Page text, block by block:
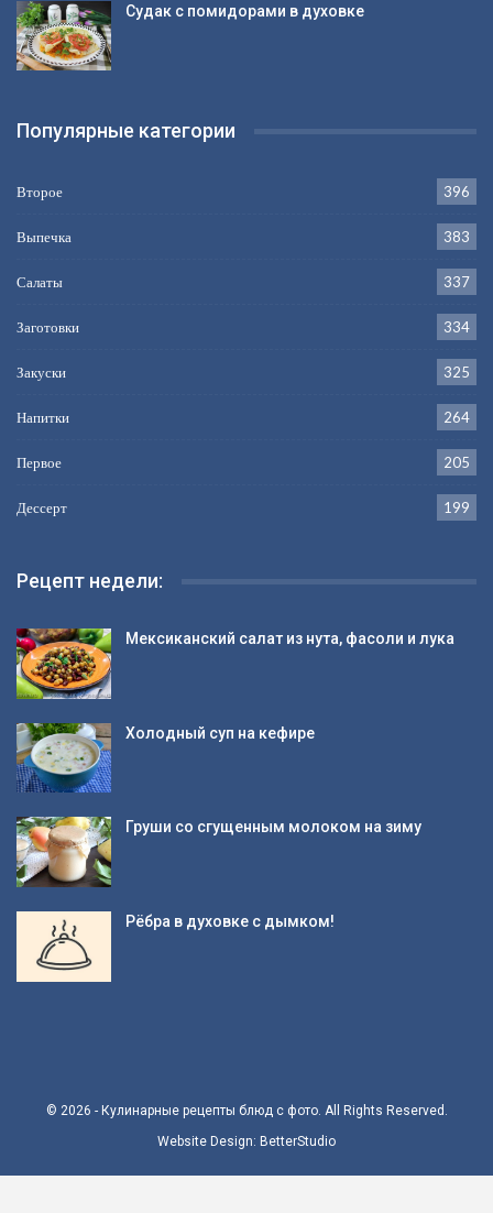
Судак с помидорами в духовке
Популярные категории
Второе 396
Выпечка 383
Салаты 337
Заготовки 334
Закуски 325
Напитки 264
Первое 205
Дессерт 199
Рецепт недели:
Мексиканский салат из нута, фасоли и лука
Холодный суп на кефире
Груши со сгущенным молоком на зиму
Рёбра в духовке с дымком!
© 2026 - Кулинарные рецепты блюд с фото. All Rights Reserved.
Website Design: BetterStudio